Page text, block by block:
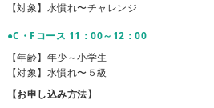
【対象】水慣れ〜チャレンジ
●C・Fコース 11：00～12：00
【年齢】年少～小学生
【対象】水慣れ〜５級
【お申し込み方法】